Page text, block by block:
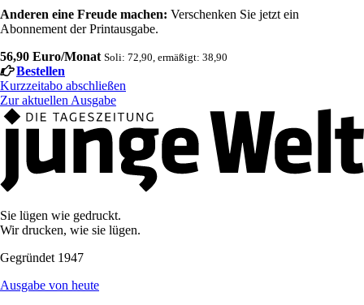
Anderen eine Freude machen: Verschenken Sie jetzt ein
Abonnement der Printausgabe.
56,90 Euro/Monat Soli: 72,90, ermäßigt: 38,90
Bestellen
Kurzzeitabo abschließen
Zur aktuellen Ausgabe
Sie lügen wie gedruckt.
Wir drucken, wie sie lügen.
Gegründet 1947
Ausgabe von heute